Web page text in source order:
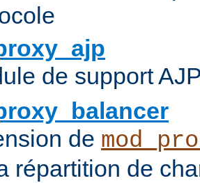
de support
de
répartition de